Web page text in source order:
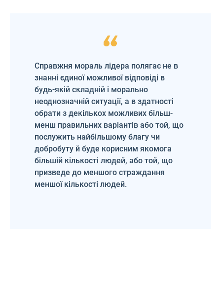
Справжня мораль лідера полягає не в
знанні єдиної можливої відповіді в
будь-якій складній і морально
неоднозначній ситуації, а в здатності
обрати з декількох можливих більш-
менш правильних варіантів або той, що
послужить найбільшому благу чи
добробуту й буде корисним якомога
більшій кількості людей, або той, що
призведе до меншого страждання
меншої кількості людей.